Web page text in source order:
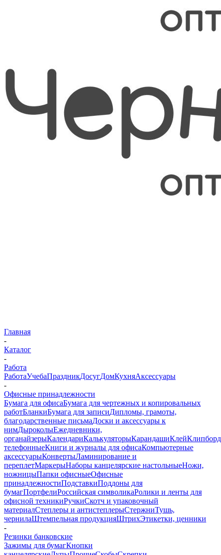
Главная
-
Каталог
-
Работа
РаботаУчебаПраздникДосугДомКухняАксессуары
-
Офисные принадлежности
Бумага для офисаБумага для чертежных и копировальных
работБланкиБумага для записиДипломы, грамоты,
благодарственные письмаДоски и аксессуары к
нимДыроколыЕжедневники,
органайзерыКалендариКалькуляторыКарандашиКлей
телефонныеКниги и журналы для офисаКомпьютерные
аксессуарыКонвертыЛаминирование и
переплетМаркерыНаборы канцелярские настольныеНожи,
ножницыПапки офисныеОфисные
принадлежностиПодставкиПоддоны для
бумагПортфелиРоссийская символикаРолики и ленты для
офисной техникиРучкиСкотч и упаковочный
материалСтеплеры и антистеплерыСтержниТушь,
чернилаШтемпельная продукцияШтрихЭтикетки, ценники
-
Резинки банковские
Зажимы для бумагКнопки